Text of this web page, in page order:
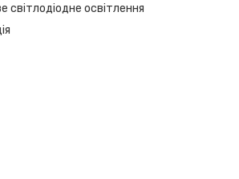
світлодіодне освітлення